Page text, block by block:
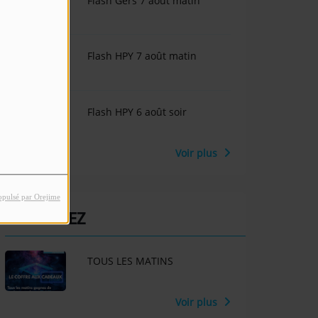
par Orejime
Flash HPY 7 août matin
Flash HPY 6 août soir
Voir plus
PARTICIPEZ
TOUS LES MATINS
Voir plus